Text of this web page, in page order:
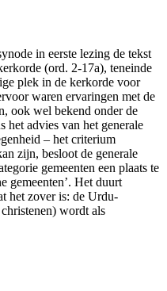
in eerste lezing de tekst
(ord. 2-17a), teneinde
plek in de kerkorde voor
waren ervaringen met de
ook wel bekend onder de
het advies van het generale
– het criterium
zijn, besloot de generale
gemeenten een plaats te
gemeenten’. Het duurt
het zover is: de Urdu-
wordt als